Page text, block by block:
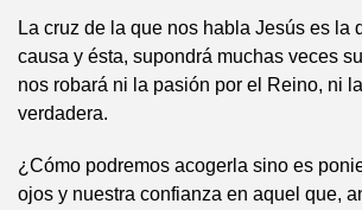
La cruz de la que nos habla Jesús es la
causa y ésta, supondrá muchas veces
nos robará ni la pasión por el Reino, ni
verdadera.
¿Cómo podremos acogerla sino es
ojos y nuestra confianza en aquel que,